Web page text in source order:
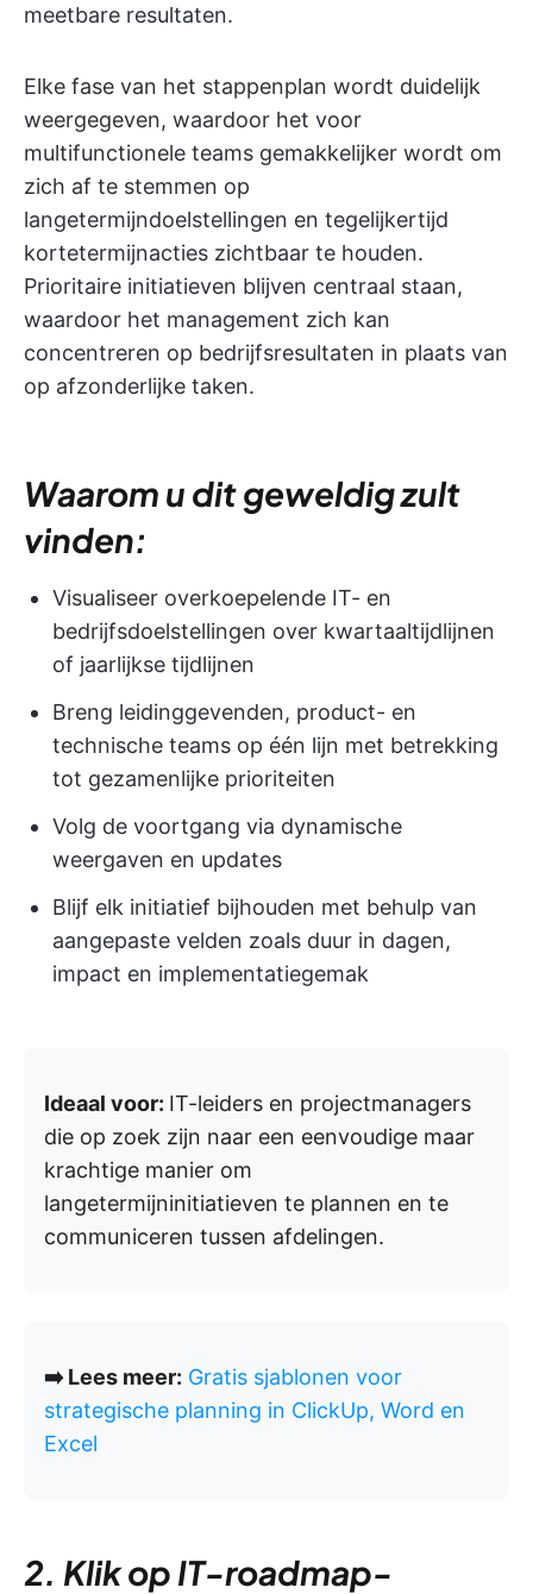
meetbare resultaten.
Elke fase van het stappenplan wordt duidelijk
weergegeven, waardoor het voor
multifunctionele teams gemakkelijker wordt om
zich af te stemmen op
langetermijndoelstellingen en tegelijkertijd
kortetermijnacties zichtbaar te houden.
Prioritaire initiatieven blijven centraal staan,
waardoor het management zich kan
concentreren op bedrijfsresultaten in plaats van
op afzonderlijke taken.
Waarom u dit geweldig zult
vinden:
Visualiseer overkoepelende IT- en
bedrijfsdoelstellingen over kwartaaltijdlijnen
of jaarlijkse tijdlijnen
Breng leidinggevenden, product- en
technische teams op één lijn met betrekking
tot gezamenlijke prioriteiten
Volg de voortgang via dynamische
weergaven en updates
Blijf elk initiatief bijhouden met behulp van
aangepaste velden zoals duur in dagen,
impact en implementatiegemak
Ideaal voor: IT-leiders en projectmanagers
die op zoek zijn naar een eenvoudige maar
krachtige manier om
langetermijninitiatieven te plannen en te
communiceren tussen afdelingen.
➡️ Lees meer: Gratis sjablonen voor
strategische planning in ClickUp, Word en
Excel
2. Klik op IT-roadmap-